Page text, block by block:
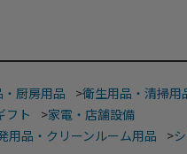
厨房用品 >衛生用品・清掃用
フト
>家電・店舗設備
用品・クリーンルーム用品
>